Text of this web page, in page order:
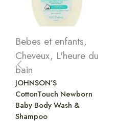
Bebes et enfants,
Cheveux, L'heure du
bain
JOHNSON’S
CottonTouch Newborn
Baby Body Wash &
Shampoo